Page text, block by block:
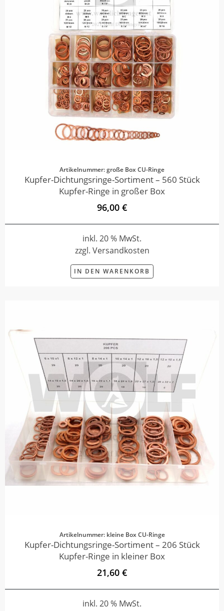
Artikelnummer: große Box CU-Ringe
Kupfer-Dichtungsringe-Sortiment – 560 Stück
Kupfer-Ringe in großer Box
96,00 €
inkl. 20 % MwSt.
zzgl. Versandkosten
IN DEN WARENKORB
Artikelnummer: kleine Box CU-Ringe
Kupfer-Dichtungsringe-Sortiment – 206 Stück
Kupfer-Ringe in kleiner Box
21,60 €
inkl. 20 % MwSt.